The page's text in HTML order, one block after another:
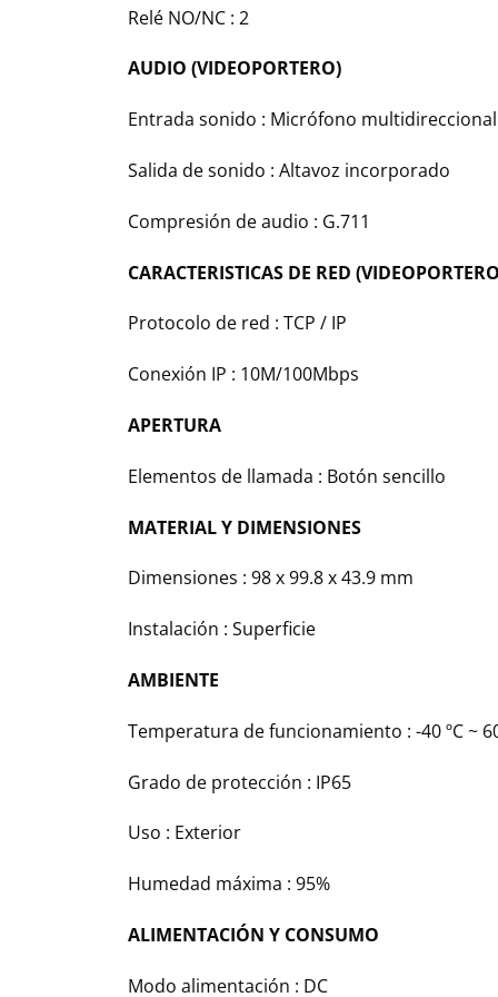
Relé NO/NC : 2
AUDIO (VIDEOPORTERO)
Entrada sonido : Micrófono multidireccional
Salida de sonido : Altavoz incorporado
Compresión de audio : G.711
CARACTERISTICAS DE RED
Protocolo de red : TCP / IP
Conexión IP : 10M/100Mbps
APERTURA
Elementos de llamada : Botón sencillo
MATERIAL Y DIMENSIONES
Dimensiones : 98 x 99.8 x 43.9 mm
Instalación : Superficie
AMBIENTE
Temperatura de funcionamiento : -40 ºC ~
Grado de protección : IP65
Uso : Exterior
Humedad máxima : 95%
ALIMENTACIÓN Y CONSUMO
Modo alimentación : DC